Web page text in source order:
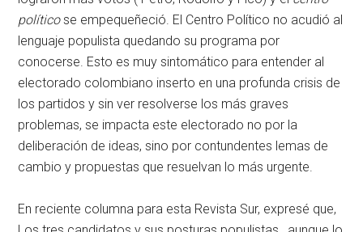
políticose empequeñeció. El Centro Político no acudió al
lenguaje populista quedando su programa por
conocerse. Esto es muy sintomático para entender al
electorado colombiano inserto en una profunda crisis de
los partidos y sin ver resolverse los más graves
problemas, se impacta este electorado no por la
deliberación de ideas, sino por contundentes lemas de
cambio y propuestas que resuelvan lo más urgente.
En reciente columna para esta Revista Sur, expresé que,